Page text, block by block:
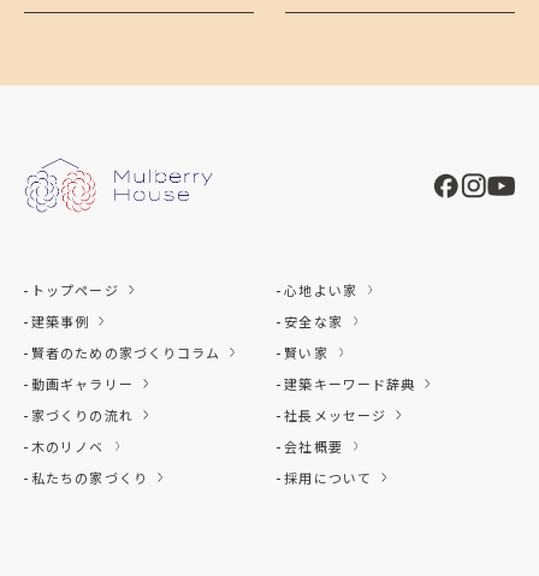
トップページ
建築事例
賢者のための家づくりコラム
動画ギャラリー
家づくりの流れ
木のリノベ
私たちの家づくり
心地よい家
安全な家
賢い家
建築キーワード辞典
社長メッセージ
会社概要
採用について